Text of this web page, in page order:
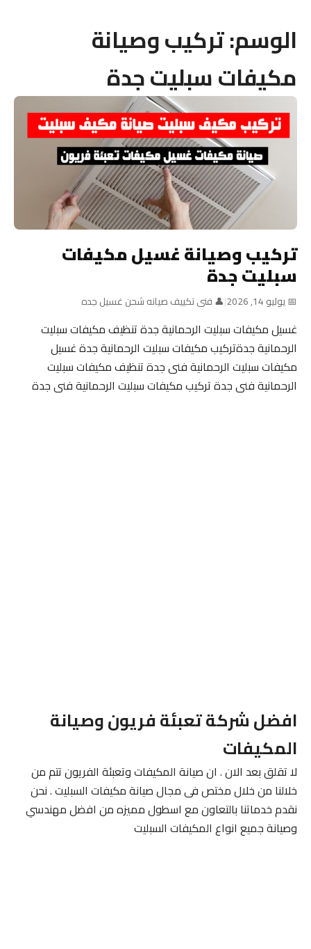
الوسم:تركيب وصيانة
مكيفات سبليت جدة
تركيب وصيانة غسيل مكيفات
سبليت جدة
📅 يوليو 14, 2026 |👤 فنى تكييف صيانه شحن غسيل جده
غسيل مكيفات سبليت الرحمانية جدة تنظيف مكيفات سبليت
الرحمانية جدةتركيب مكيفات سبليت الرحمانية جدة غسيل
مكيفات سبليت الرحمانية فنى جدة تنظيف مكيفات سبليت
الرحمانية فنى جدة تركيب مكيفات سبليت الرحمانية فنى جدة
افضل شركة تعبئة فريون وصيانة
المكيفات
لا تقلق بعد الان . ان صيانة المكيفات وتعبئة الفريون تتم من
خلالنا من خلال مختص فى مجال صيانة مكيفات السبليت . نحن
نقدم خدماتنا بالتعاون مع اسطول مميزه من افضل مهندسي
وصيانة جميع انواع المكيفات السبليت